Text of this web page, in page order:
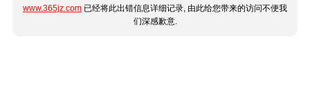
www.365jz.com 已经将此出错信息详细记录, 由此给您带来的访问不便我
们深感歉意.